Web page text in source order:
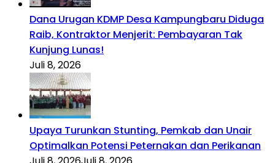
Dana Urugan KDMP Desa Kampungbaru Diduga
Raib, Kontraktor Menjerit: Pembayaran Tak
Kunjung Lunas!
Juli 8, 2026
Upaya Turunkan Stunting, Pemkab dan Unair
Optimalkan Potensi Peternakan dan Perikanan